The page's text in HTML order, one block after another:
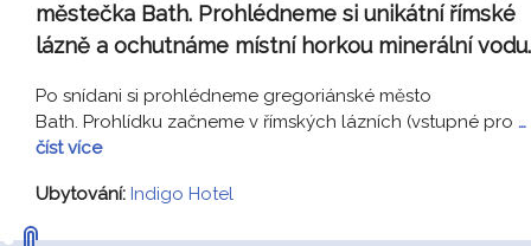
městečka Bath. Prohlédneme si unikátní římské
lázně a ochutnáme místní horkou minerální
Po snídani si prohlédneme gregoriánské město
Bath. Prohlídku začneme v římských lázních (vstupné pro …
číst více
Ubytování: Indigo Hotel